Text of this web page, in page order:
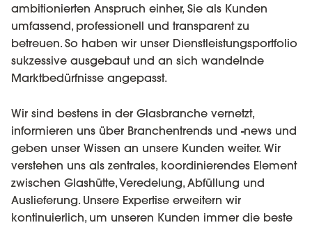
ambitionierten Anspruch einher, Sie als Kunden
umfassend, professionell und transparent zu
betreuen. So haben wir unser Dienstleistungsportfolio
sukzessive ausgebaut und an sich wandelnde
Marktbedürfnisse angepasst.
Wir sind bestens in der Glasbranche vernetzt,
informieren uns über Branchentrends und -news und
geben unser Wissen an unsere Kunden weiter. Wir
verstehen uns als zentrales, koordinierendes Element
zwischen Glashütte, Veredelung, Abfüllung und
Auslieferung. Unsere Expertise erweitern wir
kontinuierlich, um unseren Kunden immer die beste